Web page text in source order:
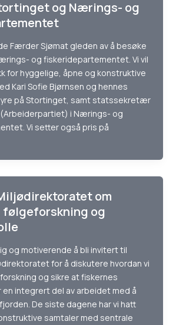
og Nærings- og
Færder Sjømat gleden av å besøke
og fiskeridepartementet. Vi vil
for hyggelige, åpne og konstruktive
Kari Sofie Bjørnsen og hennes
på Stortinget, samt statssekretær
(Arbeiderpartiet) i Nærings- og
Vi setter også pris på
om
følgeforskning og
og motiverende å bli invitert til
for å diskutere hvordan vi
og sikre at fiskernes
en integrert del av arbeidet med å
De siste dagene har vi hatt
samtaler med sentrale